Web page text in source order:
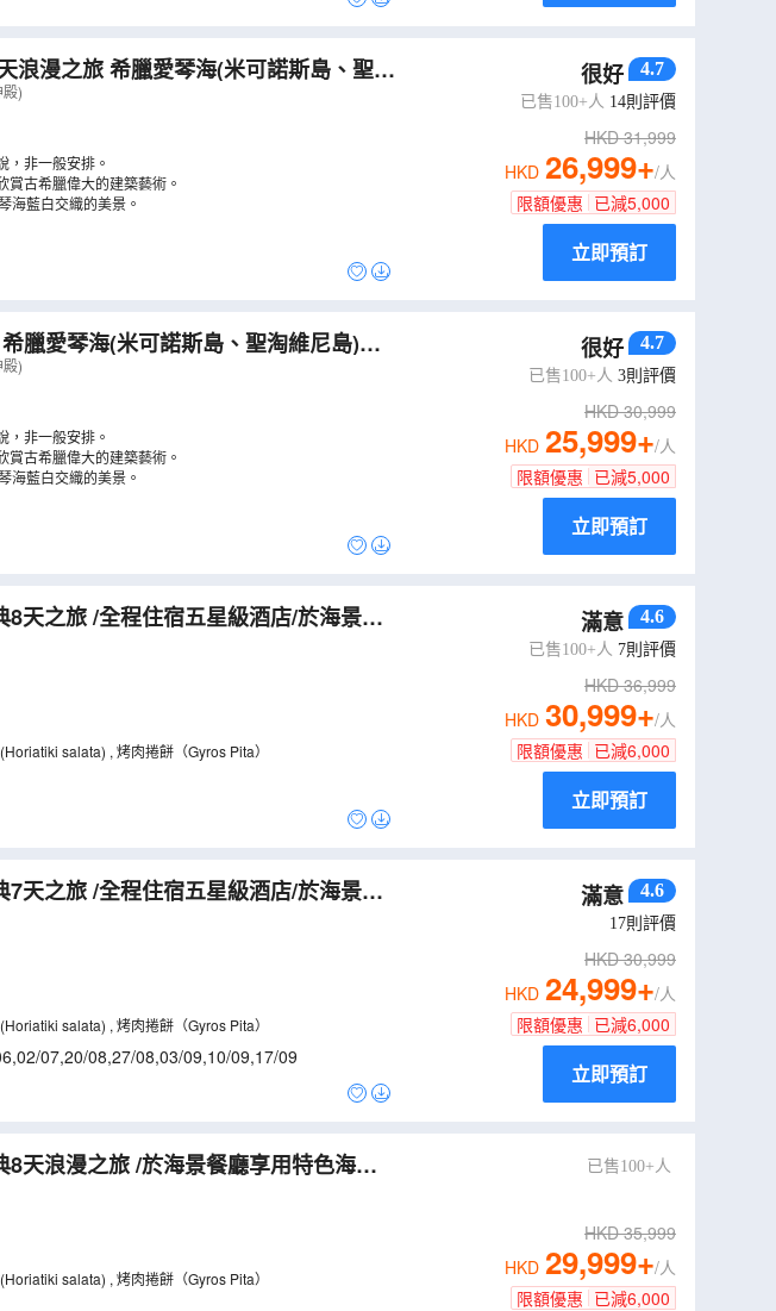
可諾斯島、聖淘
)
，非一般安排。
古希臘偉大的建築藝術。
海藍白交織的美景。
很好 4.7
已售100+人 14則評價
HKD31,999
HKD 26,999+/人
限額優惠 已減5,000
立即預訂
臘愛琴海(米可諾斯島、聖淘維尼島)、
LMGIO08U
)
，非一般安排。
古希臘偉大的建築藝術。
海藍白交織的美景。
很好 4.7
已售100+人 3則評價
HKD30,999
HKD 25,999+/人
限額優惠 已減5,000
立即預訂
天之旅 /全程住宿五星級酒店/於海景餐
穆薩卡(Moussaka)/安排黃昏時份前往
salata) , 烤肉捲餅（Gyros Pita）
滿意 4.6
已售100+人 7則評價
HKD36,999
HKD 30,999+/人
限額優惠 已減6,000
立即預訂
天之旅 /全程住宿五星級酒店/於海景餐
穆薩卡(Moussaka)/安排黃昏時份前往
salata) , 烤肉捲餅（Gyros Pita）
,02/07,20/08,27/08,03/09,10/09,17/09
滿意 4.6
17則評價
HKD30,999
HKD 24,999+/人
限額優惠 已減6,000
立即預訂
天浪漫之旅 /於海景餐廳享用特色海鮮
, 希臘沙律(Horiatiki salata)【稅項
salata) , 烤肉捲餅（Gyros Pita）
已售100+人
HKD35,999
HKD 29,999+/人
限額優惠 已減6,000